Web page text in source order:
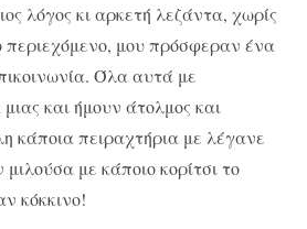
λόγος κι αρκετή λεζάντα, χωρίς
περιεχόμενο, μου πρόσφεραν ένα
Όλα αυτά με
και ήμουν άτολμος και
κάποια πειραχτήρια με λέγανε
με κάποιο κορίτσι το
κόκκινο!